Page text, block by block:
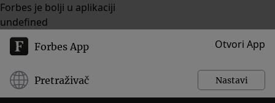
Forbes je bolji u aplikaciji
undefined
Forbes App Otvori App
Pretraživač Nastavi